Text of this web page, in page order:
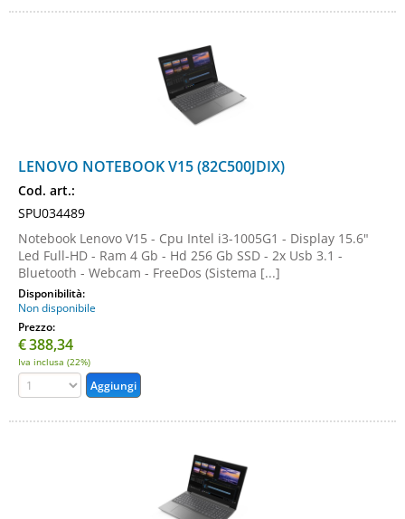
LENOVO NOTEBOOK V15 (82C500JDIX)
Cod. art.:
SPU034489
Notebook Lenovo V15 - Cpu Intel i3-1005G1 - Display 15.6"
Led Full-HD - Ram 4 Gb - Hd 256 Gb SSD - 2x Usb 3.1 -
Bluetooth - Webcam - FreeDos (Sistema [...]
Disponibilità:
Non disponibile
Prezzo:
€388,34
Iva inclusa (22%)